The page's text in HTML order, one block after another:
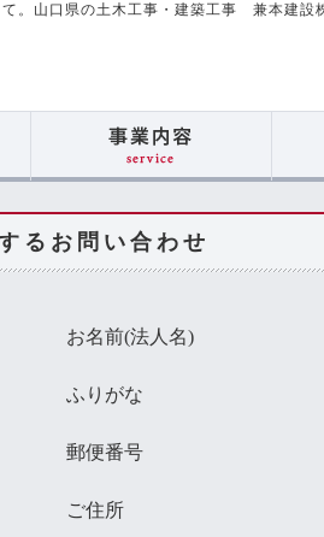
。山口県の土木工事・建築工事 兼本建設
るお問い合わせ
お名前(法人名)
ふりがな
郵便番号
ご住所